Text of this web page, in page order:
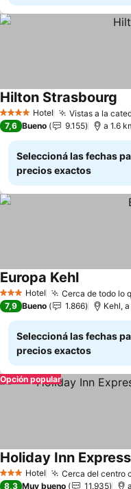
4 EstrellasHotel Vistas a la
Hilton Strasbourg
7,6 Bueno 9.155 a 1.6
Seleccioná las fechas
precios exactos
3 Estrellas
Hotel Cerca de todo lo
Europa KehlVer precios
7,9 Bueno 1.866 Kehl,
Seleccioná las fechas
precios exactos
Opción popular
3 Estrellas
Hotel Cerca del centro
Ver precios
8,3 Muy bueno 11.935